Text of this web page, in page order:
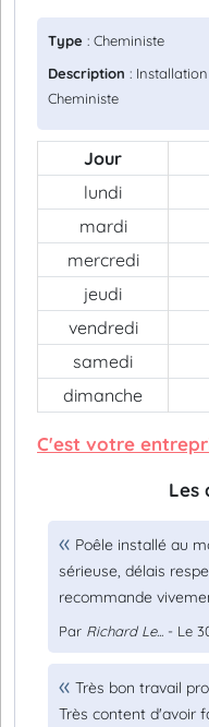
Type : Cheministe
Description :
Cheministe
Jour
lundi
mardi
mercredi
jeudi
vendredi
samedi
dimanche
C'est votre
Les
Poêle installé au
sérieuse, délais
recommande
Par Richard Le... - Le
Très bon travail
Très content d'avoir